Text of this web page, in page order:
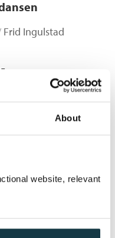
About
website, relevant
Elise får brev fra
om Oline, og vil gjerne
Frid Ingulstad
Frid Ingulstad